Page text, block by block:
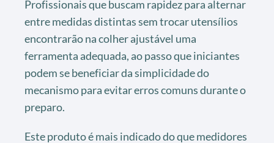
Profissionais que buscam rapidez para alternar
entre medidas distintas sem trocar utensílios
encontrarão na colher ajustável uma
ferramenta adequada, ao passo que iniciantes
podem se beneficiar da simplicidade do
mecanismo para evitar erros comuns durante o
preparo.
Este produto é mais indicado do que medidores